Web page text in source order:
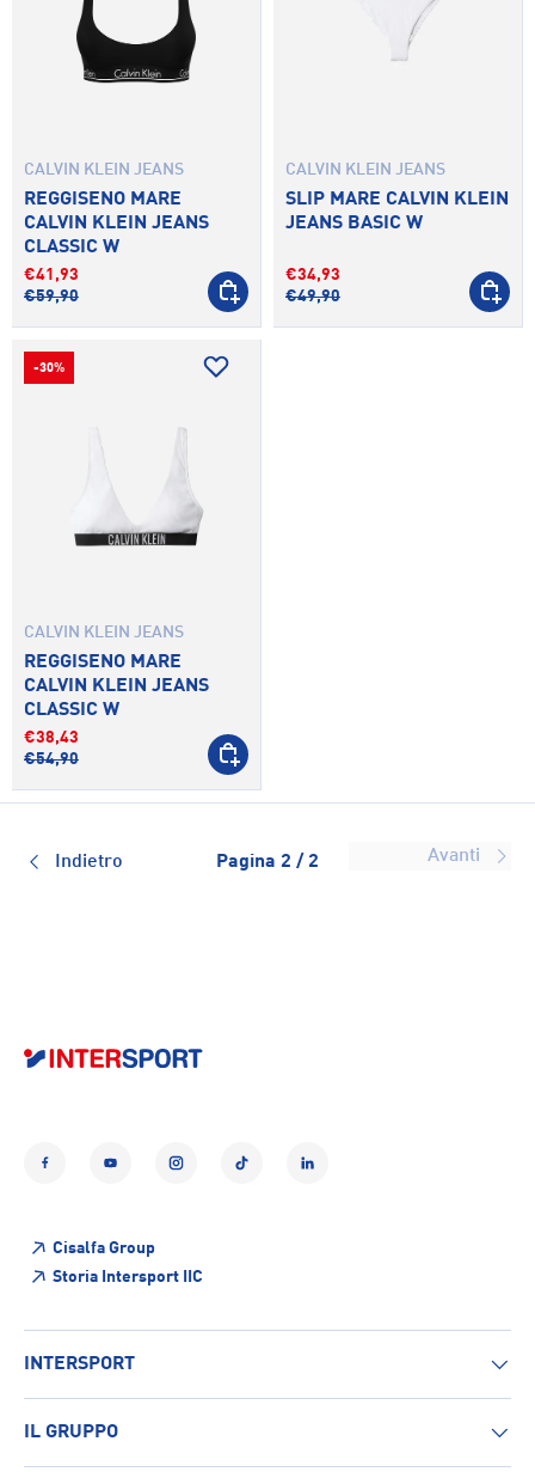
CALVIN KLEIN JEANS
REGGISENO MARE
CALVIN KLEIN JEANS
CLASSIC W
€41,93
€59,90
SCEGLI OPZIONI
CALVIN KLEIN JEANS
SLIP MARE CALVIN KLEIN
JEANS BASIC W
€34,93
€49,90
SCEGLI
-30%
CALVIN KLEIN JEANS
REGGISENO MARE
CALVIN KLEIN JEANS
CLASSIC W
€38,43
€54,90
SCEGLI OPZIONI
Indietro Pagina 2 / 2 Avanti
YouTubeInstagramTikTok LinkedIn
Cisalfa Group
Storia Intersport IIC
INTERSPORT
IL GRUPPO